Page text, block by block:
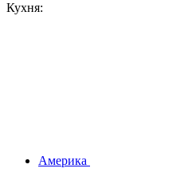
Кухня:
Америка